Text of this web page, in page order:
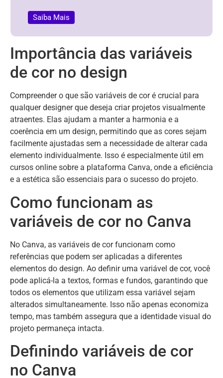
Saiba Mais
Importância das variáveis
de cor no design
Compreender o que são variáveis de cor é crucial para
qualquer designer que deseja criar projetos visualmente
atraentes. Elas ajudam a manter a harmonia e a
coerência em um design, permitindo que as cores sejam
facilmente ajustadas sem a necessidade de alterar cada
elemento individualmente. Isso é especialmente útil em
cursos online sobre a plataforma Canva, onde a eficiência
e a estética são essenciais para o sucesso do projeto.
Como funcionam as
variáveis de cor no Canva
No Canva, as variáveis de cor funcionam como
referências que podem ser aplicadas a diferentes
elementos do design. Ao definir uma variável de cor, você
pode aplicá-la a textos, formas e fundos, garantindo que
todos os elementos que utilizam essa variável sejam
alterados simultaneamente. Isso não apenas economiza
tempo, mas também assegura que a identidade visual do
projeto permaneça intacta.
Definindo variáveis de cor
no Canva